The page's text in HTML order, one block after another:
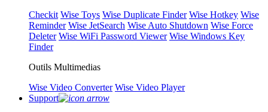
Checkit Wise Toys Wise Duplicate Finder Wise Hotkey Wise
Reminder Wise JetSearch Wise Auto Shutdown Wise Force
Deleter Wise WiFi Password Viewer Wise Windows Key
Finder
Outils Multimedias
Wise Video Converter Wise Video Player
Support